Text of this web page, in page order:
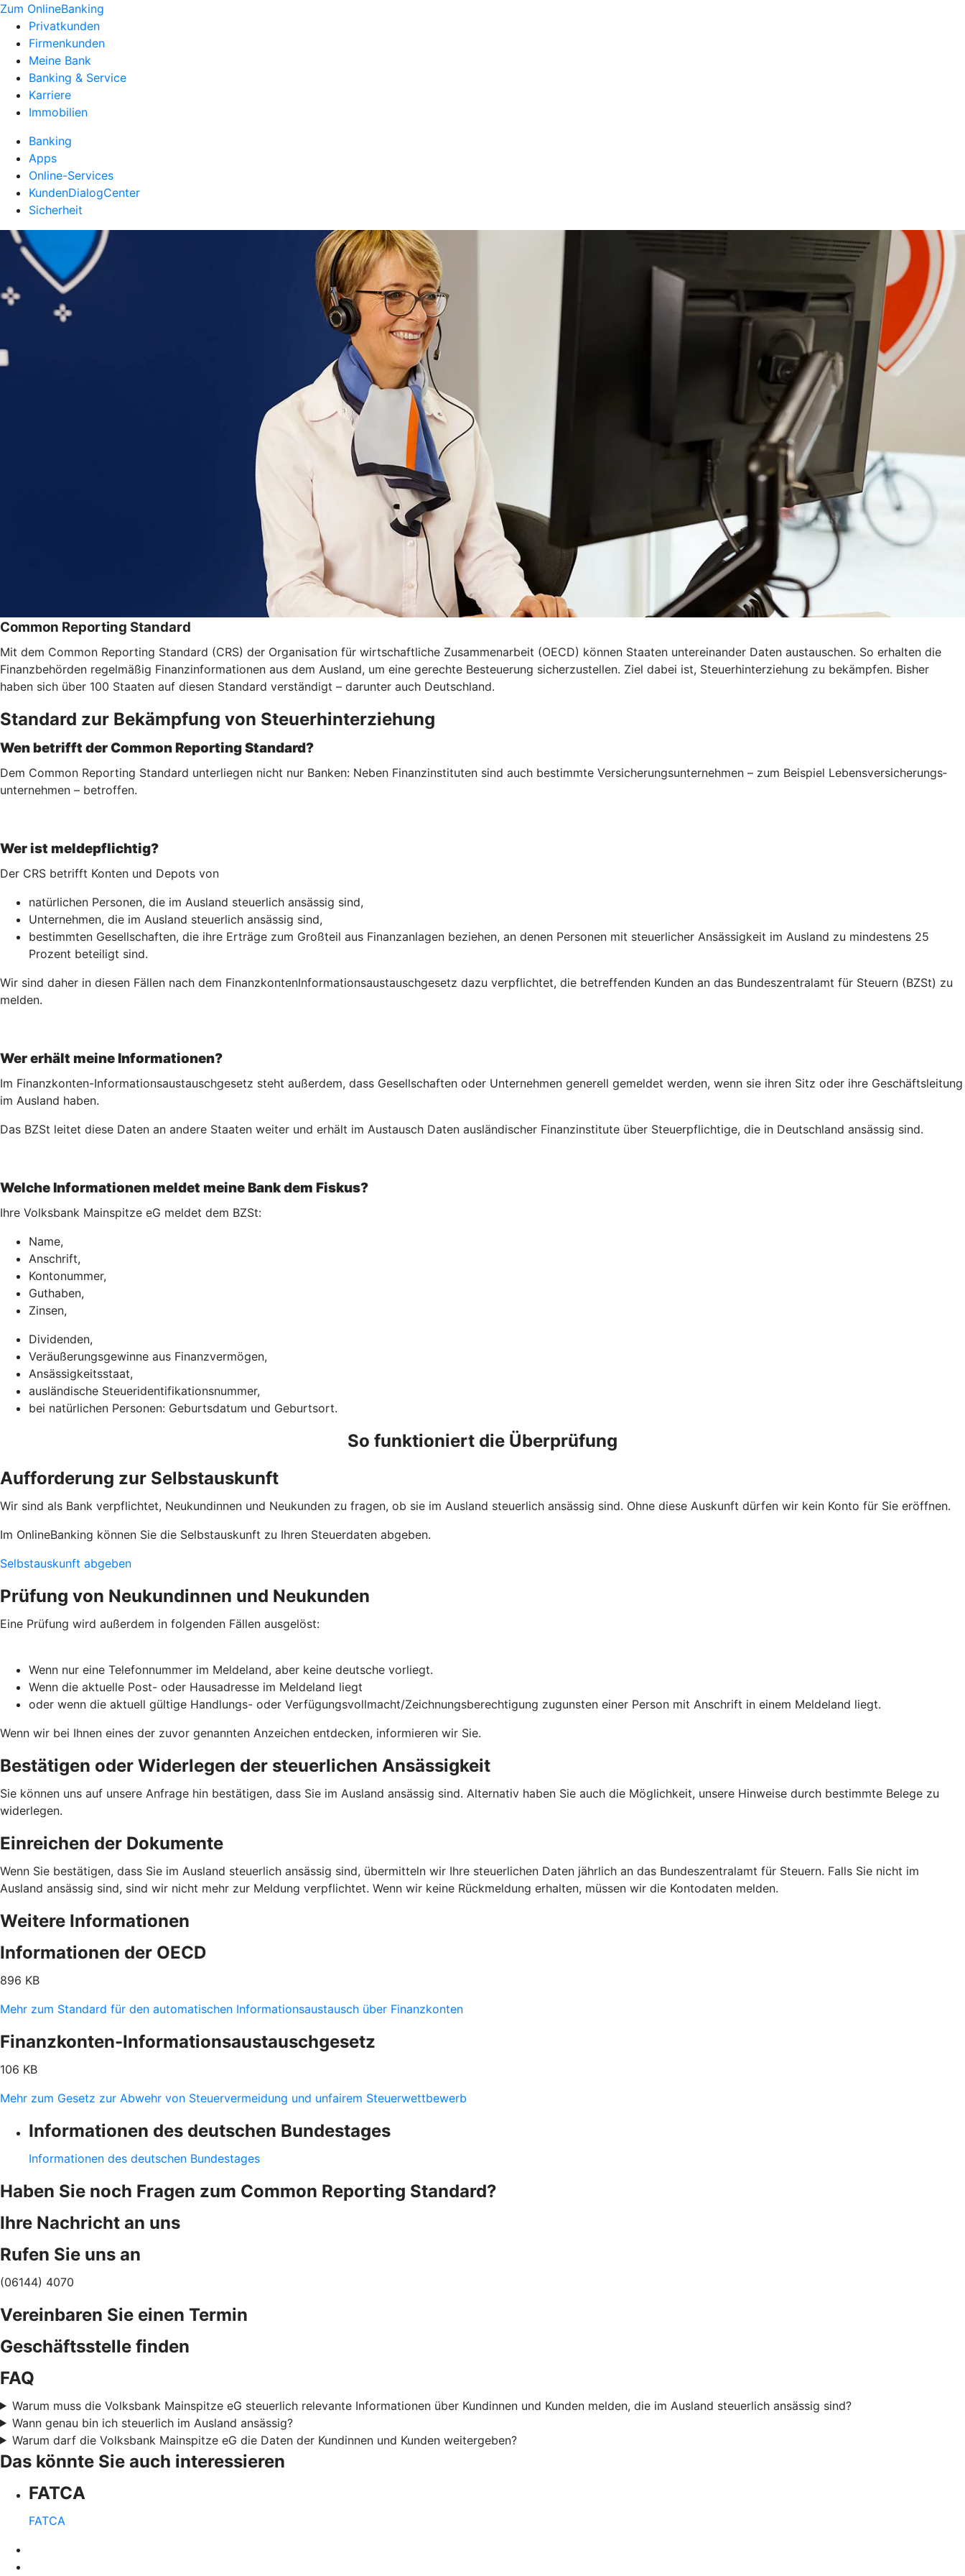
Zum OnlineBanking
Privatkunden
Firmenkunden
Meine Bank
Banking & Service
Karriere
Immobilien
Banking
Apps
Online-Services
KundenDialogCenter
Sicherheit
Common Reporting Standard
Mit dem Common Reporting Standard (CRS) der Organisation für wirtschaftliche Zusammenarbeit (OECD) können Staaten untereinander Daten austauschen. So erhalten die
Finanzbehörden regelmäßig Finanzinformationen aus dem Ausland, um eine gerechte Besteuerung sicherzustellen. Ziel dabei ist, Steuerhinterziehung zu bekämpfen. Bisher
haben sich über 100 Staaten auf diesen Standard verständigt – darunter auch Deutschland.
Standard zur Bekämpfung von Steuerhinterziehung
Wen betrifft der Common Reporting Standard?
Dem Common Reporting Standard unterliegen nicht nur Banken: Neben Finanzinstituten sind auch bestimmte Versicherungsunternehmen – zum Beispiel Lebensversicherungs­
unternehmen – betroffen.
Wer ist meldepflichtig?
Der CRS betrifft Konten und Depots von
natürlichen Personen, die im Ausland steuerlich ansässig sind,
Unternehmen, die im Ausland steuerlich ansässig sind,
bestimmten Gesellschaften, die ihre Erträge zum Großteil aus Finanzanlagen beziehen, an denen Personen mit steuerlicher Ansässigkeit im Ausland zu mindestens 25
Prozent beteiligt sind.
Wir sind daher in diesen Fällen nach dem Finanz­konten­Informations­austausch­gesetz dazu verpflichtet, die betreffenden Kunden an das Bundeszentralamt für Steuern (BZSt) zu
melden.
Wer erhält meine Informationen?
Im Finanzkonten-Informationsaustauschgesetz steht außerdem, dass Gesellschaften oder Unternehmen generell gemeldet werden, wenn sie ihren Sitz oder ihre Geschäftsleitung
im Ausland haben.
Das BZSt leitet diese Daten an andere Staaten weiter und erhält im Austausch Daten ausländischer Finanzinstitute über Steuerpflichtige, die in Deutschland ansässig sind.
Welche Informationen meldet meine Bank dem Fiskus?
Ihre Volksbank Mainspitze eG meldet dem BZSt:
Name,
Anschrift,
Kontonummer,
Guthaben,
Zinsen,
Dividenden,
Veräußerungsgewinne aus Finanzvermögen,
Ansässigkeitsstaat,
ausländische Steueridentifikationsnummer,
bei natürlichen Personen: Geburtsdatum und Geburtsort.
So funktioniert die Überprüfung
Aufforderung zur Selbstauskunft
Wir sind als Bank verpflichtet, Neukundinnen und Neukunden zu fragen, ob sie im Ausland steuerlich ansässig sind. Ohne diese Auskunft dürfen wir kein Konto für Sie eröffnen.
Im OnlineBanking können Sie die Selbstauskunft zu Ihren Steuerdaten abgeben.
Selbstauskunft abgeben
Prüfung von Neukundinnen und Neukunden
Eine Prüfung wird außerdem in folgenden Fällen ausgelöst:
Wenn nur eine Telefonnummer im Meldeland, aber keine deutsche vorliegt.
Wenn die aktuelle Post- oder Hausadresse im Meldeland liegt
oder wenn die aktuell gültige Handlungs- oder Verfügungsvollmacht/Zeichnungsberechtigung zugunsten einer Person mit Anschrift in einem Meldeland liegt.
Wenn wir bei Ihnen eines der zuvor genannten Anzeichen entdecken, informieren wir Sie.
Bestätigen oder Widerlegen der steuerlichen Ansässigkeit
Sie können uns auf unsere Anfrage hin bestätigen, dass Sie im Ausland ansässig sind. Alternativ haben Sie auch die Möglichkeit, unsere Hinweise durch bestimmte Belege zu
widerlegen.
Einreichen der Dokumente
Wenn Sie bestätigen, dass Sie im Ausland steuerlich ansässig sind, übermitteln wir Ihre steuerlichen Daten jährlich an das Bundeszentralamt für Steuern. Falls Sie nicht im
Ausland ansässig sind, sind wir nicht mehr zur Meldung verpflichtet. Wenn wir keine Rückmeldung erhalten, müssen wir die Kontodaten melden.
Weitere Informationen
Informationen der OECD
896 KB
Mehr zum Standard für den automatischen Informationsaustausch über Finanzkonten
Finanzkonten-Informationsaustauschgesetz
106 KB
Mehr zum Gesetz zur Abwehr von Steuervermeidung und unfairem Steuerwettbewerb
Informationen des deutschen Bundestages
Informationen des deutschen Bundestages
Haben Sie noch Fragen zum Common Reporting Standard?
Ihre Nachricht an uns
Rufen Sie uns an
(06144) 4070
Vereinbaren Sie einen Termin
Geschäftsstelle finden
FAQ
Warum muss die Volksbank Mainspitze eG steuerlich relevante Informationen über Kundinnen und Kunden melden, die im Ausland steuerlich ansässig sind?
Wann genau bin ich steuerlich im Ausland ansässig?
Warum darf die Volksbank Mainspitze eG die Daten der Kundinnen und Kunden weitergeben?
Das könnte Sie auch interessieren
FATCA
FATCA